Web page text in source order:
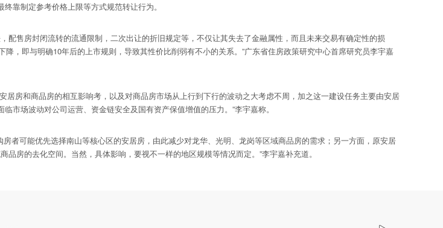
靠制定参考价格上限等方式规范转让行为。
售房封闭流转的流通限制，二次出让的折旧规定等，不仅让其失去了金融属性，而且未来交易有确定性的损
，即与明确10年后的上市规则，导致其性价比削弱有不小的关系。”广东省住房政策研究中心首席研究员李宇嘉
房和商品房的相互影响考，以及对商品房市场从上行到下行的波动之大考虑不周，加之这一建设任务主要由安居
市场波动对公司运营、资金链安全及国有资产保值增值的压力。”李宇嘉称。
可能优先选择南山等核心区的安居房，由此减少对龙华、光明、龙岗等区域商品房的需求；另一方面，原安居
房的去化空间。当然，具体影响，要视不一样的地区规模等情况而定。”李宇嘉补充道。